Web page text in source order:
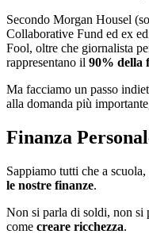
Secondo Morgan Housel
Collaborative Fund ed ex
Fool, oltre che giornalista
rappresentano il 90% della
Ma facciamo un passo
alla domanda più
Finanza
Sappiamo tutti che a
le nostre finanze.
Non si parla di soldi, non si
come creare ricchezza.